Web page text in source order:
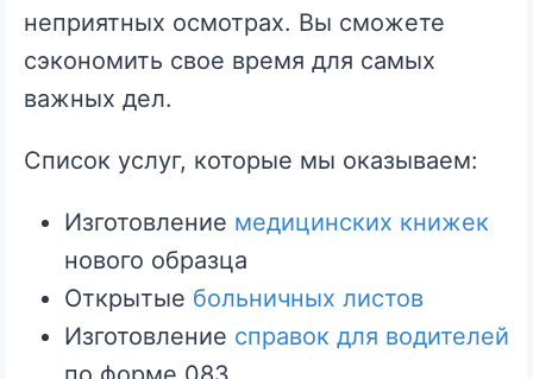
М
неприятных осмотрах. Вы сможете
сэкономить свое время для самых
важных дел.
Список услуг, которые мы оказываем:
Изготовление медицинских книжек
нового образца
Открытые больничных листов
Изготовление справок для водителей